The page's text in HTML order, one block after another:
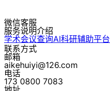
微信客服
服务说明介绍
学术会议查询AI科研辅助平台
联系方式
邮箱
aikehuiyi@126.com
电话
173 0800 7083